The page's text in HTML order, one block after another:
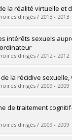
Valérie
dans Papyrus
la réalité virtuelle et
dirigés / 2013 - 2013
Dominique
dans Papyrus
intérêts sexuels
dirigés / 2012 - 2012
Mathieu
la récidive
dirigés / 2009 - 2009
Sophie
dans Papyrus
de traitement
dirigés / 2009 - 2009